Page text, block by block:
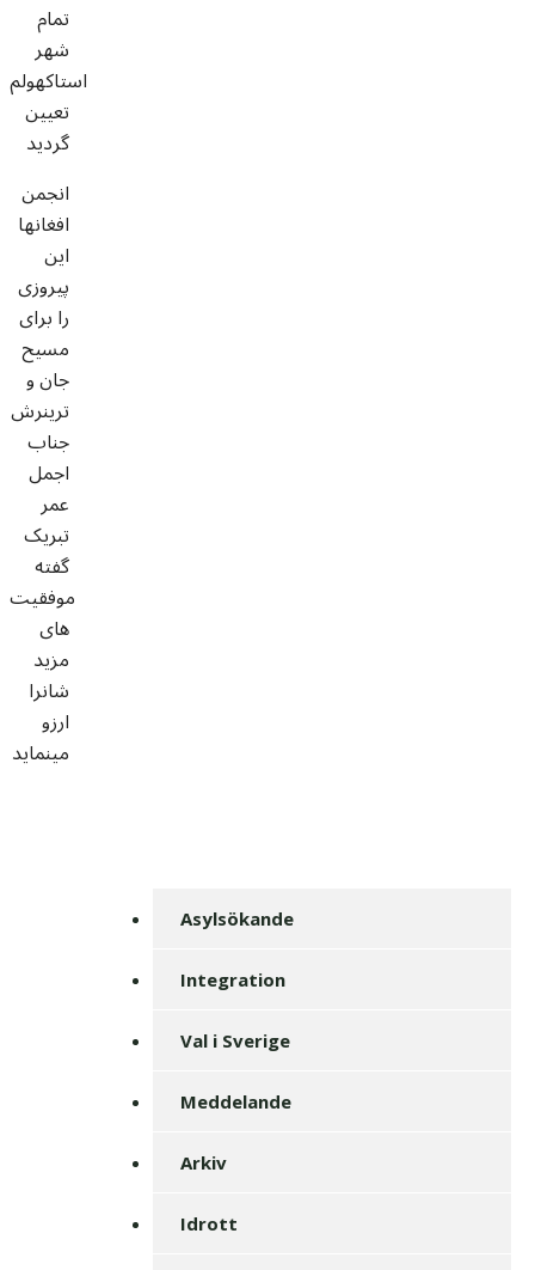
تمام
شهر
استاکهولم
تعیین
گردید
انجمن
افغانها
این
پیروزی
را برای
مسیح
جان و
ترینرش
جناب
اجمل
عمر
تبریک
گفته
موفقیت
های
مزید
شانرا
ارزو
مینماید
Asylsökande
Integration
Val i Sverige
Meddelande
Arkiv
Idrott